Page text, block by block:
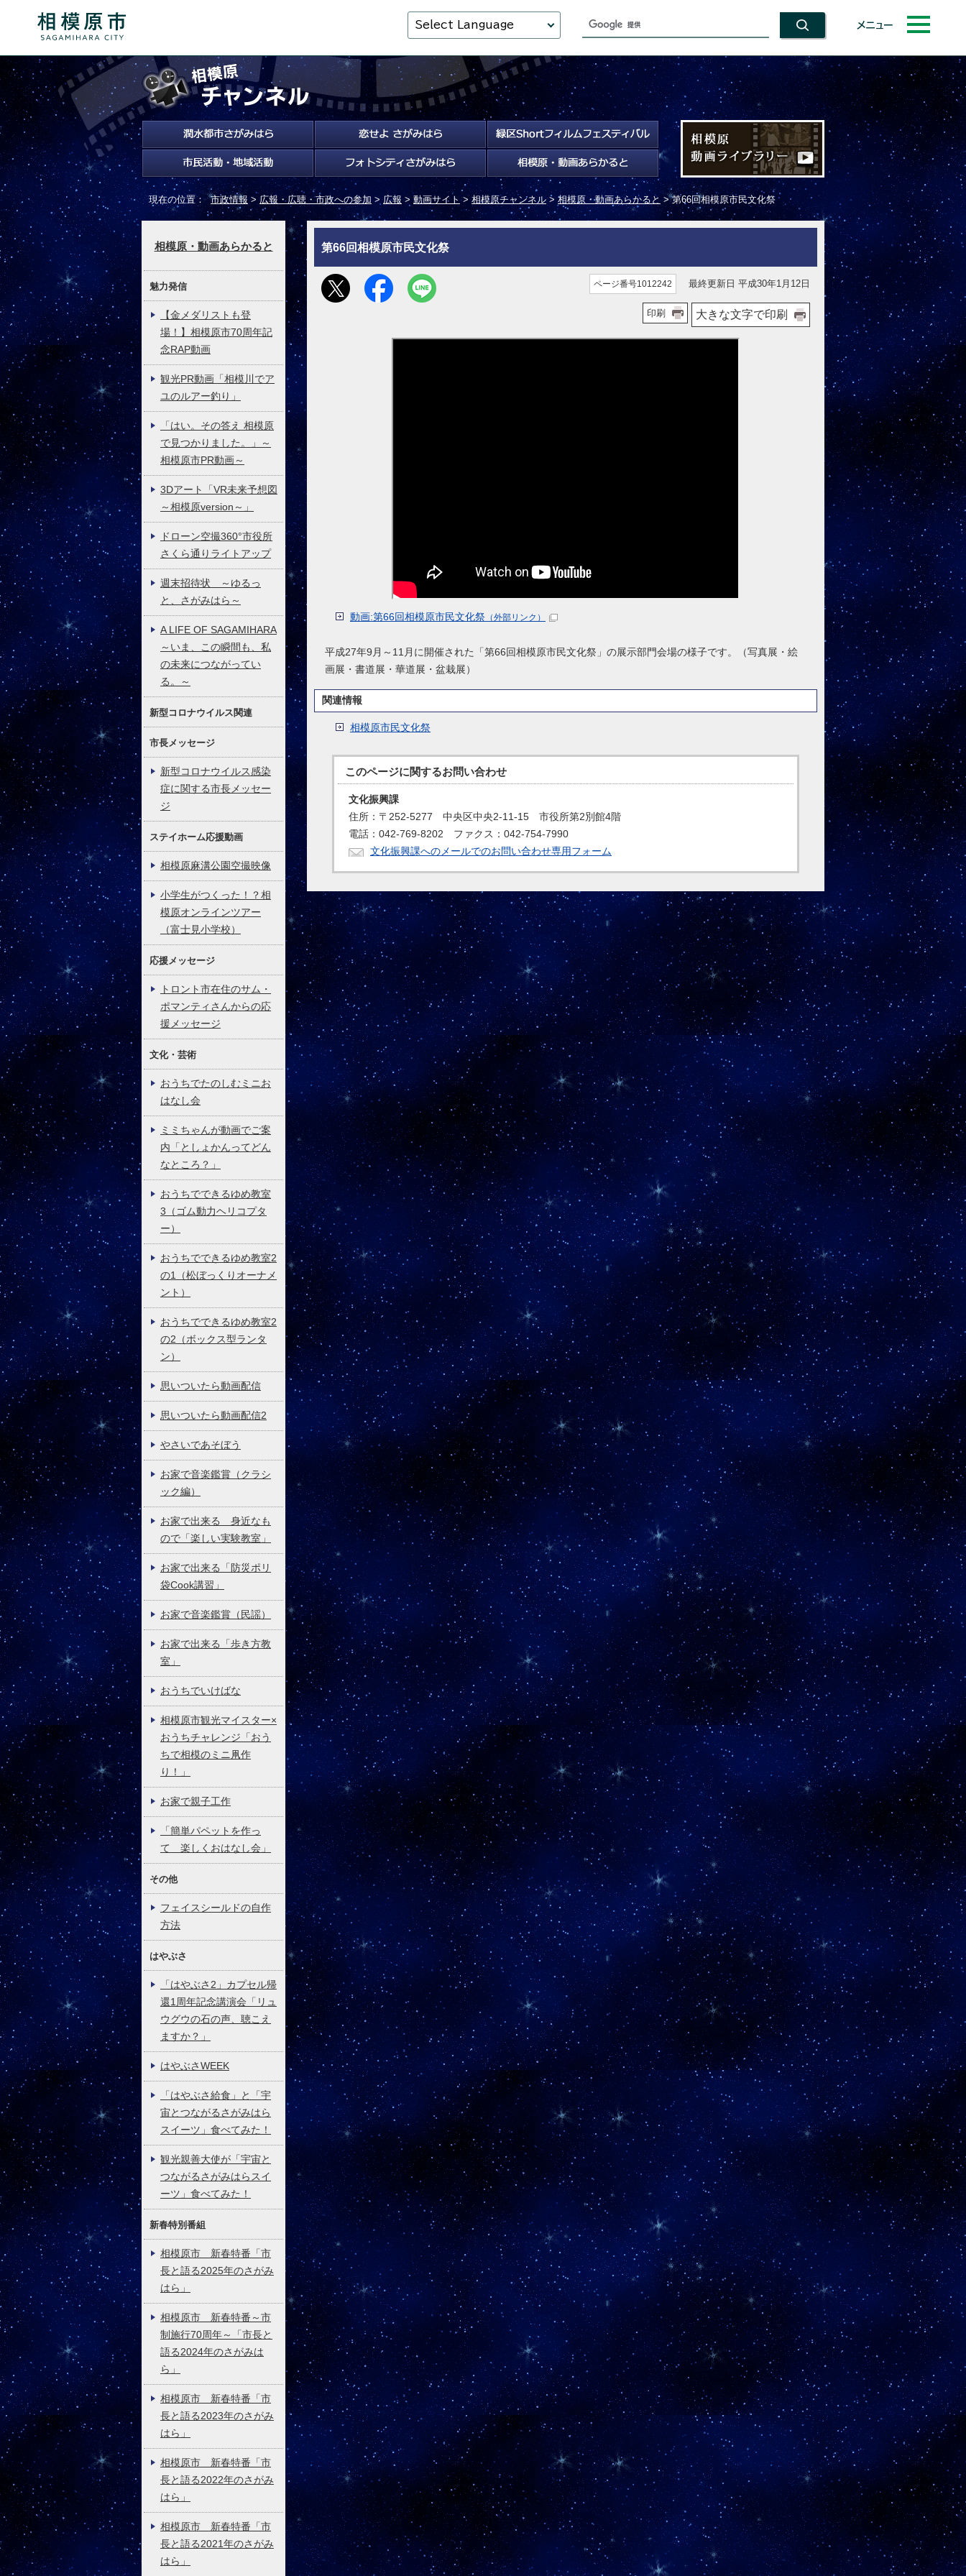
Select Language メニュー
現在の位置：市政情報 >広報・広聴・市政への参加 >広報 > 動画サイト >相模原チャンネル>相模原・動画あらかると > 第66回相模原市民文化祭
第66回相模原市民文化祭
ページ番号1012242 最終更新日 平成30年1月12日
印刷 大きな文字で印刷
動画:第66回相模原市民文化祭 （外部リンク）
平成27年9月～11月に開催された「第66回相模原市民文化祭」の展示部門会場の様子です。（写真展・絵
画展・書道展・華道展・盆栽展）
関連情報
相模原市民文化祭
このページに関するお問い合わせ
文化振興課
住所：〒252-5277 中央区中央2-11-15 市役所第2別館4階
電話：042-769-8202 ファクス：042-754-7990
文化振興課へのメールでのお問い合わせ専用フォーム
相模原・動画あらかると
魅力発信
【金メダリストも登
場！】相模原市70周年記
念RAP動画
観光PR動画「相模川でア
ユのルアー釣り」
「はい。その答え 相模原
で見つかりました。」～
相模原市PR動画～
3Dアート「VR未来予想図
～相模原version～」
ドローン空撮360°市役所
さくら通りライトアップ
週末招待状 ～ゆるっ
と、さがみはら～
A LIFE OF SAGAMIHARA
～いま、この瞬間も、私
の未来につながってい
る。～
新型コロナウイルス関連
市長メッセージ
新型コロナウイルス感染
症に関する市長メッセー
ジ
ステイホーム応援動画
相模原麻溝公園空撮映像
小学生がつくった！？相
模原オンラインツアー
（富士見小学校）
応援メッセージ
トロント市在住のサム・
ポマンティさんからの応
援メッセージ
文化・芸術
おうちでたのしむミニお
はなし会
ミミちゃんが動画でご案
内「としょかんってどん
なところ？」
おうちでできるゆめ教室
3（ゴム動力ヘリコプタ
ー）
おうちでできるゆめ教室2
の1（松ぼっくりオーナメ
ント）
おうちでできるゆめ教室2
の2（ボックス型ランタ
ン）
思いついたら動画配信
思いついたら動画配信2
やさいであそぼう
お家で音楽鑑賞（クラシ
ック編）
お家で出来る 身近なも
ので「楽しい実験教室」
お家で出来る「防災ポリ
袋Cook講習」
お家で音楽鑑賞（民謡）
お家で出来る「歩き方教
室」
おうちでいけばな
相模原市観光マイスター×
おうちチャレンジ「おう
ちで相模のミニ凧作
り！」
お家で親子工作
「簡単パペットを作っ
て 楽しくおはなし会」
その他
フェイスシールドの自作
方法
はやぶさ
「はやぶさ2」カプセル帰
還1周年記念講演会「リュ
ウグウの石の声、聴こえ
ますか？」
はやぶさWEEK
「はやぶさ給食」と「宇
宙とつながるさがみはら
スイーツ」食べてみた！
観光親善大使が「宇宙と
つながるさがみはらスイ
ーツ」食べてみた！
新春特別番組
相模原市 新春特番「市
長と語る2025年のさがみ
はら」
相模原市 新春特番～市
制施行70周年～「市長と
語る2024年のさがみは
ら」
相模原市 新春特番「市
長と語る2023年のさがみ
はら」
相模原市 新春特番「市
長と語る2022年のさがみ
はら」
相模原市 新春特番「市
長と語る2021年のさがみ
はら」